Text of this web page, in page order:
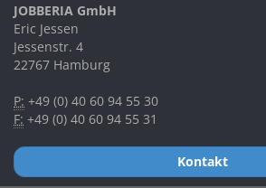
JOBBERIA GmbH
Eric Jessen
Jessenstr. 4
22767 Hamburg
P: +49 (0) 40 60 94 55 30
F: +49 (0) 40 60 94 55 31
Kontakt